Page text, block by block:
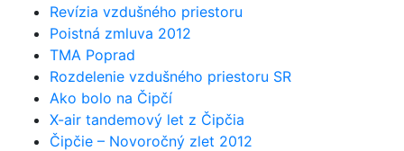
Revízia vzdušného priestoru
Poistná zmluva 2012
TMA Poprad
Rozdelenie vzdušného priestoru SR
Ako bolo na Čipčí
X-air tandemový let z Čipčia
Čipčie – Novoročný zlet 2012